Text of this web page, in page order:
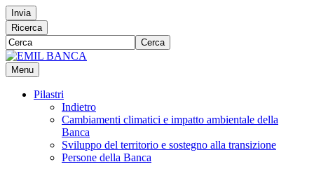
Invia
Ricerca
Cerca
Menu
Pilastri
Indietro
Cambiamenti climatici e impatto ambientale della
Banca
Sviluppo del territorio e sostegno alla transizione
Persone della Banca